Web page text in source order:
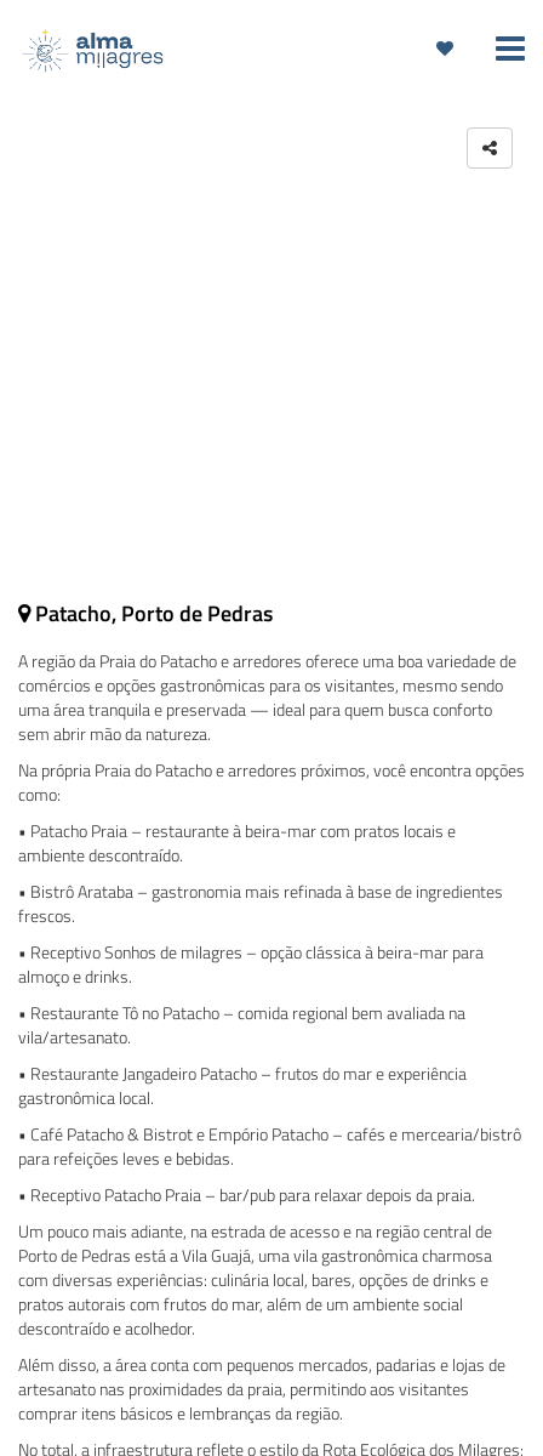
Patacho, Porto de Pedras
A região da Praia do Patacho e arredores oferece uma boa variedade de
comércios e opções gastronômicas para os visitantes, mesmo sendo
uma área tranquila e preservada — ideal para quem busca conforto
sem abrir mão da natureza.
Na própria Praia do Patacho e arredores próximos, você encontra opções
como:
• Patacho Praia – restaurante à beira-mar com pratos locais e
ambiente descontraído.
• Bistrô Arataba – gastronomia mais refinada à base de ingredientes
frescos.
• Receptivo Sonhos de milagres – opção clássica à beira-mar para
almoço e drinks.
• Restaurante Tô no Patacho – comida regional bem avaliada na
vila/artesanato.
• Restaurante Jangadeiro Patacho – frutos do mar e experiência
gastronômica local.
• Café Patacho & Bistrot e Empório Patacho – cafés e mercearia/bistrô
para refeições leves e bebidas.
• Receptivo Patacho Praia – bar/pub para relaxar depois da praia.
Um pouco mais adiante, na estrada de acesso e na região central de
Porto de Pedras está a Vila Guajá, uma vila gastronômica charmosa
com diversas experiências: culinária local, bares, opções de drinks e
pratos autorais com frutos do mar, além de um ambiente social
descontraído e acolhedor.
Além disso, a área conta com pequenos mercados, padarias e lojas de
artesanato nas proximidades da praia, permitindo aos visitantes
comprar itens básicos e lembranças da região.
No total, a infraestrutura reflete o estilo da Rota Ecológica dos Milagres: